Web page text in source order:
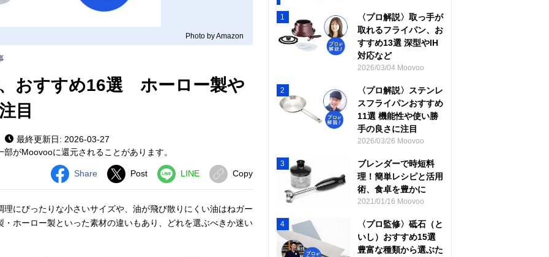
Photo by Amazon
、おすすめ16選 ホーロー製や
目
最終更新日: 2026-03-27
がMoovooに還元されることがあります。
Share Post LINE Copy
理にぴったりな小さいサイズや、油が飛び散りにくい油はねガー
・ホーロー製といった素材の違いもあり、どれを選ぶべきか迷い
1
〈プロ解説〉取っ手が
取れるフライパン、お
すすめ13選 深型やIH
対応など
2026/03/04 Moovoo
2
〈プロ解説〉ステンレ
スフライパンおすすめ
11選 機能性や使い勝
手の良さに注目
2026/03/26 Moovoo
3
ブレンダーで時短料
理！簡単レシピと活用
術、食卓を豊かに
2021/01/16 Moovoo
4
〈プロ監修〉砥石（と
いし）おすすめ15選
豊富な種類から選ぶた